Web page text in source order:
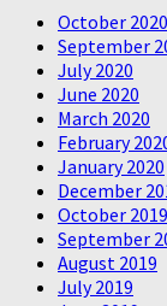
October 2020
September
July 2020
June 2020
March 2020
February
January 2020
December
October 2019
September
August 2019
July 2019